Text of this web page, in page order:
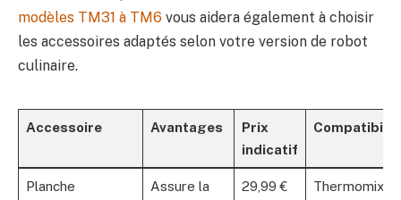
modèles TM31 à TM6 vous aidera également à choisir
les accessoires adaptés selon votre version de robot
culinaire.
Accessoire Avantages
Prix
indicatif
Planche
Assure la
29,99 €
Thermomix